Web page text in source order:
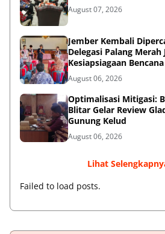
August 07, 2026
Jember Kembali
Delegasi Palang
Kesiapsiagaan
dan Sekolah
August 06, 2026
Optimalisasi Mitigasi:
Blitar Gelar Review
Gunung Kelud
August 06, 2026
Lihat
Failed to load posts.